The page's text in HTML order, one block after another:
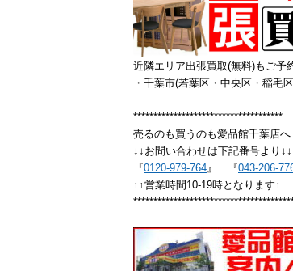
近隣エリア出張買取(無料)もご予
・千葉市(若葉区・中央区・稲毛
*************************************
売るのも買うのも愛品館千葉店へ
↓↓お問い合わせは下記番号より↓↓
『0120-979-764』 『043-206-
↑↑営業時間10-19時となります↑